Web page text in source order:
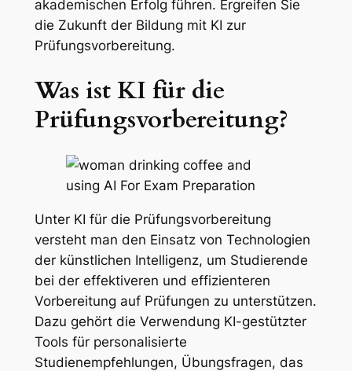
akademischen Erfolg führen. Ergreifen Sie
die Zukunft der Bildung mit KI zur
Prüfungsvorbereitung.
Was ist KI für die
Prüfungsvorbereitung?
Unter KI für die Prüfungsvorbereitung
versteht man den Einsatz von Technologien
der künstlichen Intelligenz, um Studierende
bei der effektiveren und effizienteren
Vorbereitung auf Prüfungen zu unterstützen.
Dazu gehört die Verwendung KI-gestützter
Tools für personalisierte
Studienempfehlungen, Übungsfragen, das